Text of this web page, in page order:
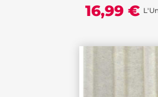
16,99 €